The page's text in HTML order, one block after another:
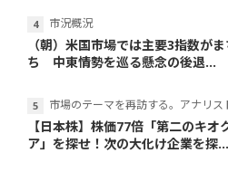
市況概況
（朝）米国市場では主要3指数がま
ち 中東情勢を巡る懸念の後退...
市場のテーマを再訪する。アナリストが読み解くテーマ
【日本株】株価77倍「第二のキオ
ア」を探せ！次の大化け企業を探...